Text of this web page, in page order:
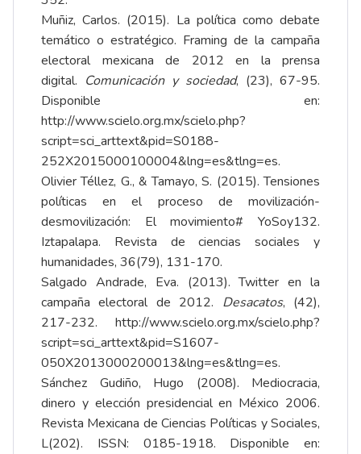
Muñiz, Carlos. (2015). La política como debate
temático o estratégico. Framing de la campaña
electoral mexicana de 2012 en la prensa
digital. Comunicación y sociedad, (23), 67-95.
Disponible en:
http://www.scielo.org.mx/scielo.php?
script=sci_arttext&pid=S0188-
252X2015000100004&lng=es&tlng=es.
Olivier Téllez, G., & Tamayo, S. (2015). Tensiones
políticas en el proceso de movilización-
desmovilización: El movimiento# YoSoy132.
Iztapalapa. Revista de ciencias sociales y
humanidades, 36(79), 131-170.
Salgado Andrade, Eva. (2013). Twitter en la
campaña electoral de 2012. Desacatos, (42),
217-232. http://www.scielo.org.mx/scielo.php?
script=sci_arttext&pid=S1607-
050X2013000200013&lng=es&tlng=es.
Sánchez Gudiño, Hugo (2008). Mediocracia,
dinero y elección presidencial en México 2006.
Revista Mexicana de Ciencias Políticas y Sociales,
L(202). ISSN: 0185-1918. Disponible en: